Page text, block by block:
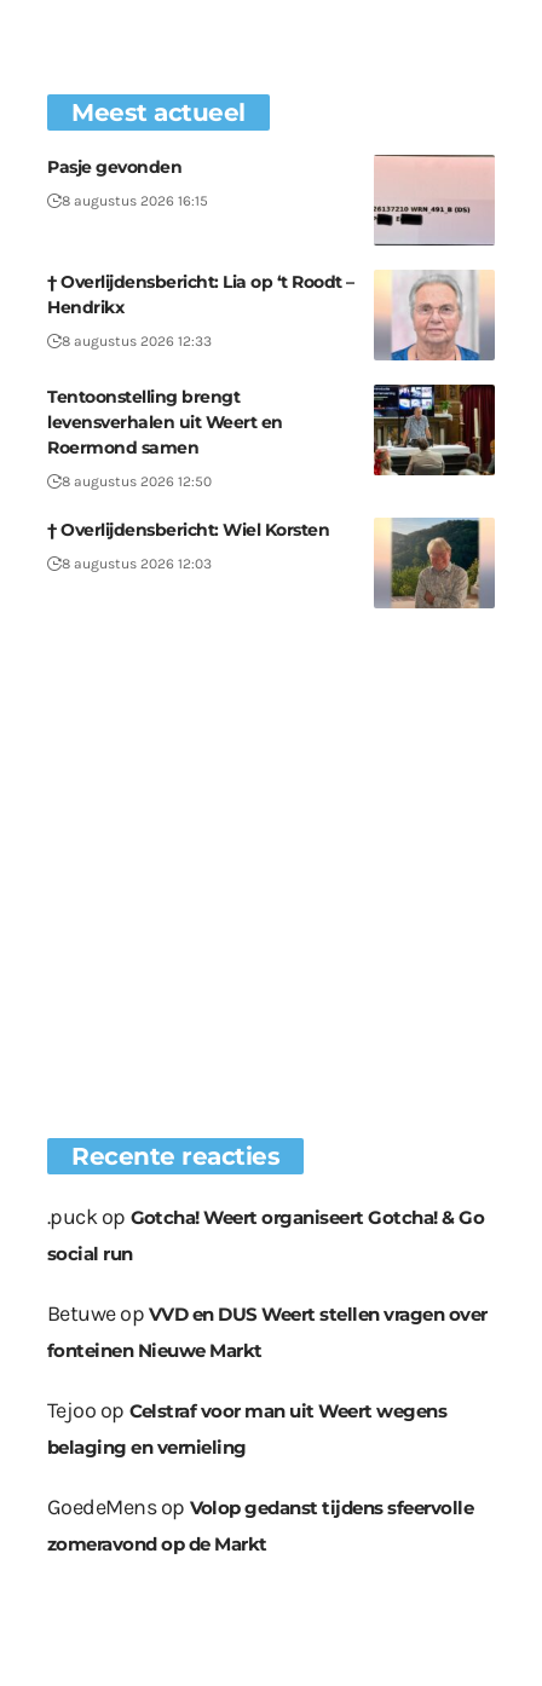
Meest actueel
Pasje gevonden
8 augustus 2026 16:15
† Overlijdensbericht: Lia op ‘t Roodt –
Hendrikx
8 augustus 2026 12:33
Tentoonstelling brengt
levensverhalen uit Weert en
Roermond samen
8 augustus 2026 12:50
† Overlijdensbericht: Wiel Korsten
8 augustus 2026 12:03
Recente reacties
.puckop Gotcha! Weert organiseert Gotcha! & Go
social run
Betuweop VVD en DUS Weert stellen vragen over
fonteinen Nieuwe Markt
Tejoo op Celstraf voor man uit Weert wegens
belaging en vernieling
GoedeMensop Volop gedanst tijdens sfeervolle
zomeravond op de Markt